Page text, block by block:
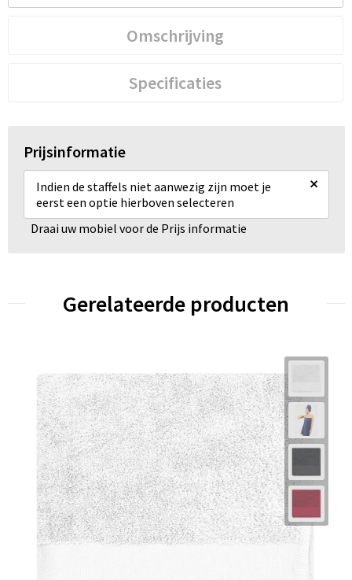
Omschrijving
Specificaties
Prijsinformatie
Indien de staffels niet aanwezig zijn moet je
eerst een optie hierboven selecteren
×
Draai uw mobiel voor de Prijs informatie
Gerelateerde producten